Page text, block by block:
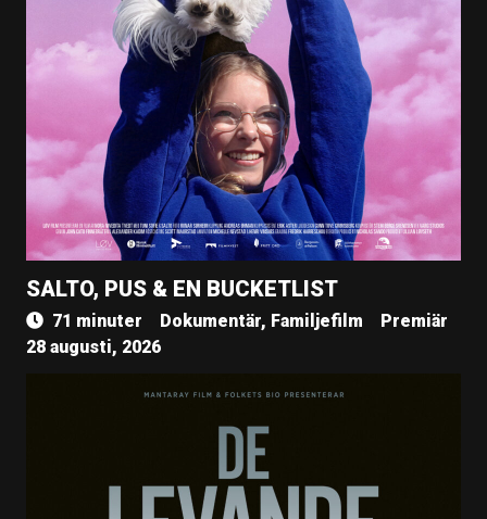
SALTO, PUS & EN BUCKETLIST
71 minuter Dokumentär, Familjefilm
Premiär
28 augusti, 2026